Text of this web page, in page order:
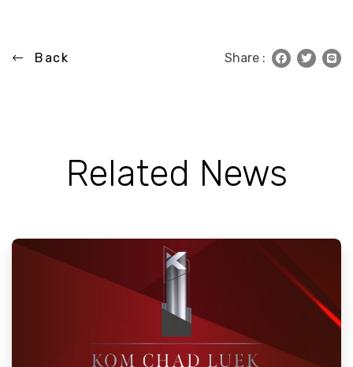
Back Share :
Related News